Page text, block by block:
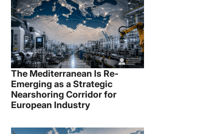
The Mediterranean Is Re-
Emerging as a Strategic
Nearshoring Corridor for
European Industry